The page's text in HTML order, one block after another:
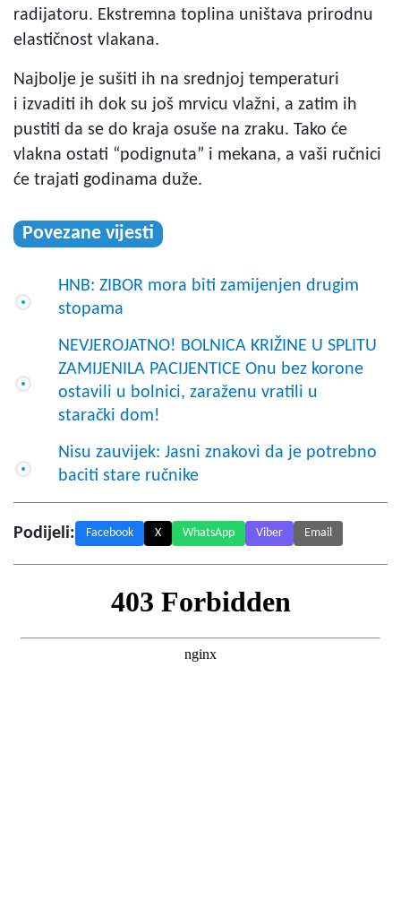
radijatoru. Ekstremna toplina uništava prirodnu
elastičnost vlakana.
Najbolje je sušiti ih na srednjoj temperaturi
i izvaditi ih dok su još mrvicu vlažni, a zatim ih
pustiti da se do kraja osuše na zraku. Tako će
vlakna ostati “podignuta” i mekana, a vaši ručnici
će trajati godinama duže.
Povezane vijesti
HNB: ZIBOR mora biti zamijenjen drugim
stopama
NEVJEROJATNO! BOLNICA KRIŽINE U SPLITU
ZAMIJENILA PACIJENTICE Onu bez korone
ostavili u bolnici, zaraženu vratili u
starački dom!
Nisu zauvijek: Jasni znakovi da je potrebno
baciti stare ručnike
Podijeli: Facebook X WhatsApp Viber Email